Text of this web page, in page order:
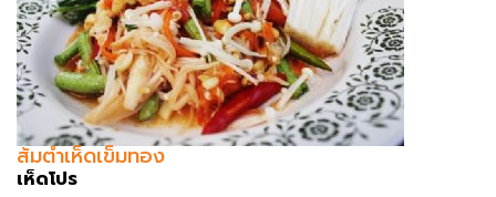
ส้มตำเห็ดเข็มทอง
เห็ดโปร